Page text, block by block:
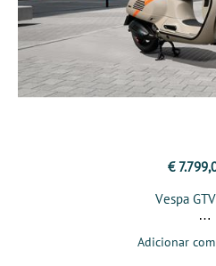
€
Vespa
Adicionar